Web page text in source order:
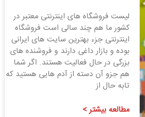
لیست فروشگاه های اینترنتی معتبر در
کشور ما هم چند سالی است فروشگاه
اینترنتی جزء بهترین سایت های ایرانی
بوده و بازار داغی دارند و فروشنده های
بزرگی در حال فعالیت هستند. اگر شما
هم جزو آن دسته از آدم هایی هستید که
تابه حال از
مطالعه بیشتر >